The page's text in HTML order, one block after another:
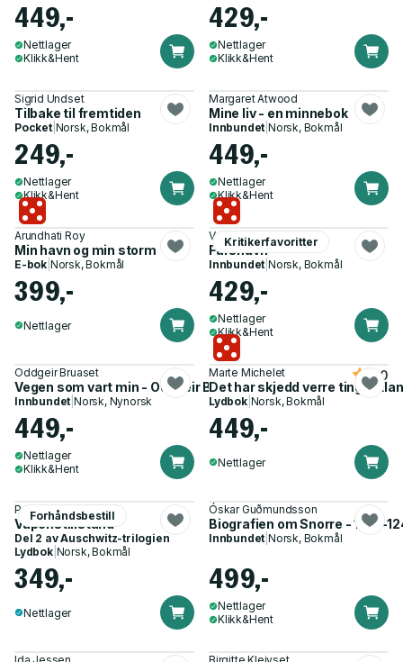
449,-
Nettlager
Klikk&Hent
429,-
Nettlager
Klikk&Hent
Sigrid Undset
Tilbake til fremtiden
Pocket| Norsk, Bokmål
249,-
Nettlager
Klikk&Hent
Margaret Atwood
Mine liv - en minnebok
Innbundet |Norsk, Bokmål
449,-
Nettlager
Klikk&Hent
Arundhati Roy
Min havn og min storm
E-bok Norsk, Bokmål
399,-
Nettlager
Kritikerfavoritter
Vanessa Springora
Farsnavn
Innbundet |Norsk, Bokmål
429,-
Nettlager
Klikk&Hent
Oddgeir Bruaset
Vegen som vart min - Oddgeir Bruaset ser tilbake
Innbundet |Norsk, Nynorsk
449,-
Nettlager
Klikk&Hent
Marte Michelet
Det har skjedd verre ting i
5.0
Lydbok| Norsk, Bokmål
449,-
Nettlager
Forhåndsbestill
Primo Levi
Våpenstillstand
Del 2 avAuschwitz-trilogien
Lydbok| Norsk, Bokmål
349,-
Nettlager
Óskar Guðmundsson
Biografien om Snorre - 1179-
Innbundet |Norsk, Bokmål
499,-
Nettlager
Klikk&Hent